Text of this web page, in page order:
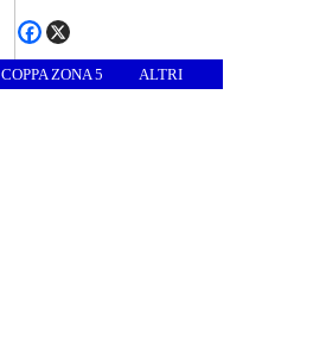
COPPA ZONA 5 ALTRI